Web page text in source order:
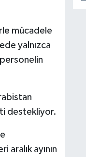
mücadele
yalnızca
personelin
destekliyor.
aralık ayının